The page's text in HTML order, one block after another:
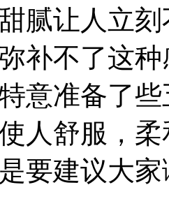
腻让人立
补不了这
意准备了
人舒服，
要建议大